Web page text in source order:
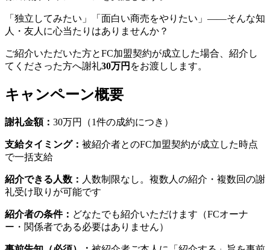
「独立してみたい」「面白い商売をやりたい」——そんな知
人・友人に心当たりはありませんか？
ご紹介いただいた方とFC加盟契約が成立した場合、紹介し
てくださった方へ謝礼30万円 をお渡しします。
キャンペーン概要
謝礼金額： 30万円（1件の成約につき）
支給タイミング： 被紹介者とのFC加盟契約が成立した時点
で一括支給
紹介できる人数： 人数制限なし。複数人の紹介・複数回の謝
礼受け取りが可能です
紹介者の条件： どなたでも紹介いただけます（FCオーナ
ー・関係者である必要はありません）